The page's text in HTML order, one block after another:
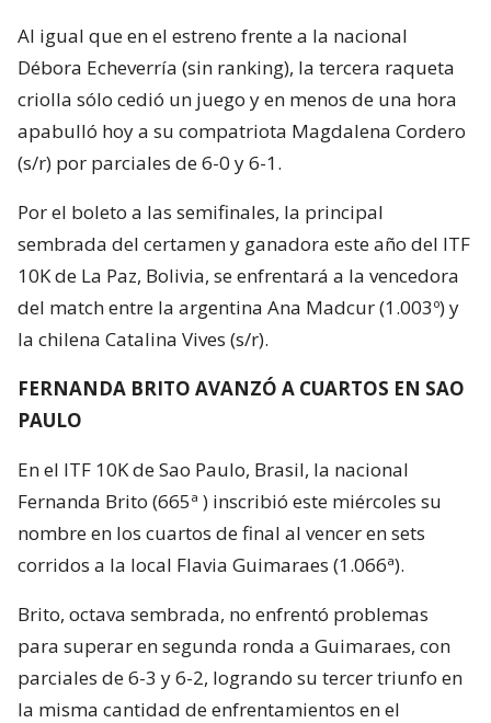
Al igual que en el estreno frente a la nacional
Débora Echeverría (sin ranking), la tercera raqueta
criolla sólo cedió un juego y en menos de una hora
apabulló hoy a su compatriota Magdalena Cordero
(s/r) por parciales de 6-0 y 6-1.
Por el boleto a las semifinales, la principal
sembrada del certamen y ganadora este año del ITF
10K de La Paz, Bolivia, se enfrentará a la vencedora
del match entre la argentina Ana Madcur (1.003º) y
la chilena Catalina Vives (s/r).
FERNANDA BRITO AVANZÓ A CUARTOS EN SAO
PAULO
En el ITF 10K de Sao Paulo, Brasil, la nacional
Fernanda Brito (665ª ) inscribió este miércoles su
nombre en los cuartos de final al vencer en sets
corridos a la local Flavia Guimaraes (1.066ª).
Brito, octava sembrada, no enfrentó problemas
para superar en segunda ronda a Guimaraes, con
parciales de 6-3 y 6-2, logrando su tercer triunfo en
la misma cantidad de enfrentamientos en el